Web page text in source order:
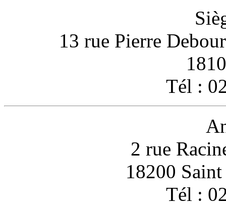
13 rue Pierre
Tél :
2 rue
18200
Tél :